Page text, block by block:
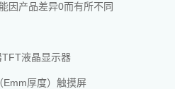
因产品差异0而有所不同
液晶显示器
厚度）触摸屏